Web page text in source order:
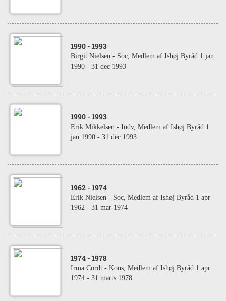
1990 - 1993
Birgit Nielsen - Soc, Medlem af Ishøj Byråd 1 jan
1990 - 31 dec 1993
1990 - 1993
Erik Mikkelsen - Indv, Medlem af Ishøj Byråd 1
jan 1990 - 31 dec 1993
1962 - 1974
Erik Nielsen - Soc, Medlem af Ishøj Byråd 1 apr
1962 - 31 mar 1974
1974 - 1978
Irma Cordt - Kons, Medlem af Ishøj Byråd 1 apr
1974 - 31 marts 1978